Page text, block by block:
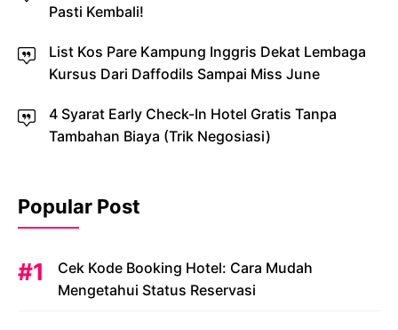
Pasti Kembali!
List Kos Pare Kampung Inggris Dekat Lembaga
Kursus Dari Daffodils Sampai Miss June
4 Syarat Early Check-In Hotel Gratis Tanpa
Tambahan Biaya (Trik Negosiasi)
Popular Post
Cek Kode Booking Hotel: Cara Mudah
Mengetahui Status Reservasi